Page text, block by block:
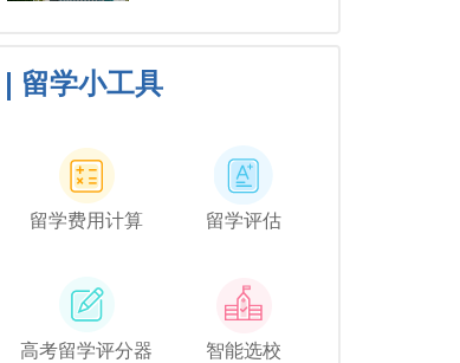
旅行，或者如果你想和你的
朋友们共度时光，也许你可
留学小工具
留学费用计算 留学评估
高考留学评分器 智能选校